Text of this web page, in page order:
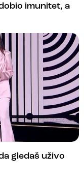
imunitet, a
gledaš uživo